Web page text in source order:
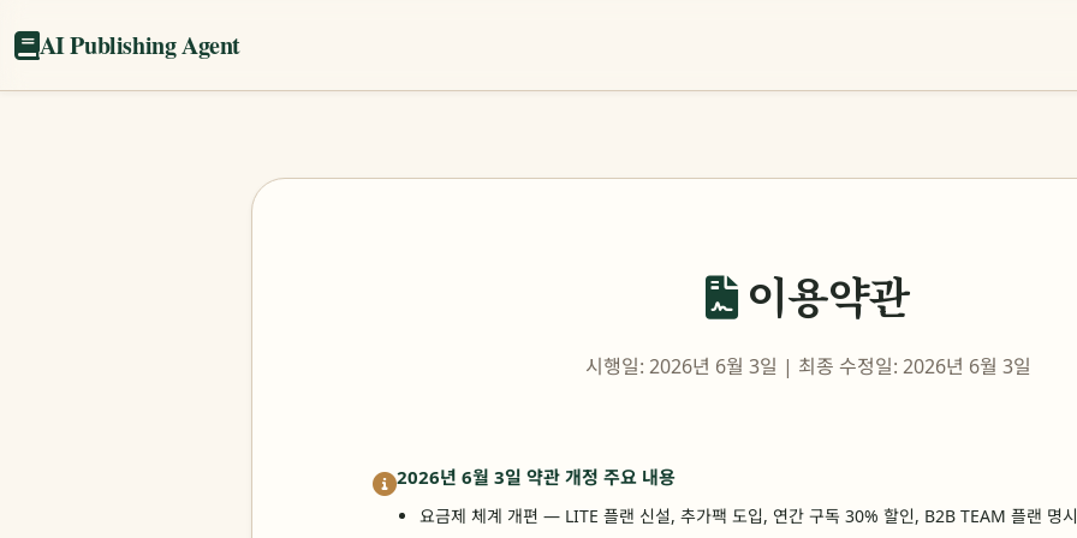
AI Publishing Agent
이용약관
시행일: 2026년 6월 3일 | 최종 수정일: 2026년 6월 3일
2026년 6월 3일 약관 개정 주요 내용
요금제 체계 개편 — LITE 플랜 신설, 추가팩 도입, 연간 구독 30% 할인, B2B TEAM 플랜 명